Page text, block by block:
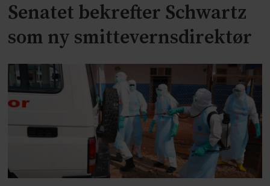
Senatet bekrefter Schwartz
som ny smittevernsdirektør